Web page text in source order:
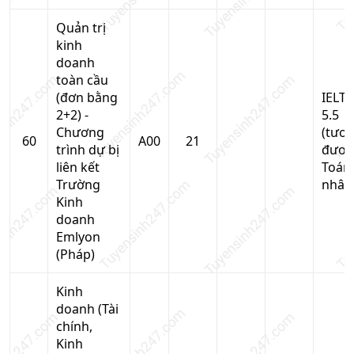
60
Quản trị
kinh
doanh
toàn cầu
(đơn bằng
2+2) -
Chương
trình dự bị
liên kết
Trường
Kinh
doanh
Emlyon
(Pháp)
A00 21
5.5
Toán
Kinh
doanh (Tài
chính,
Kinh